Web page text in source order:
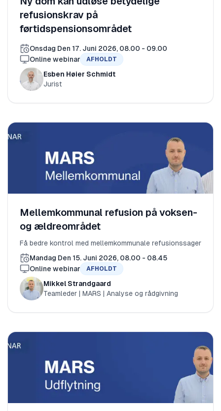
refusionskrav på
førtidspensionsområdet
Onsdag Den 17. Juni 2026, 08.00 - 09.00
Online webinar
AFHOLDT
Esben Høier Schmidt
Jurist
Mellemkommunal refusion på voksen-
og ældreområdet
Få bedre kontrol med mellemkommunale refusionssager
Mandag Den 15. Juni 2026, 08.00 - 08.45
Online webinar
AFHOLDT
Mikkel Strandgaard
Teamleder | MARS | Analyse og rådgivning